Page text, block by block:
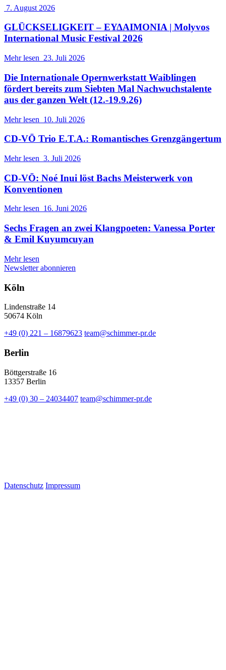
7. August 2026
GLÜCKSELIGKEIT – ΕΥΔΑΙΜΟΝΙΑ | Molyvos
International Music Festival 2026
Mehr lesen 23. Juli 2026
Die Internationale Opernwerkstatt Waiblingen
fördert bereits zum Siebten Mal Nachwuchstalente
aus der ganzen Welt (12.-19.9.26)
Mehr lesen 10. Juli 2026
CD-VÖ Trio E.T.A.: Romantisches Grenzgängertum
Mehr lesen 3. Juli 2026
CD-VÖ: Noé Inui löst Bachs Meisterwerk von
Konventionen
Mehr lesen 16. Juni 2026
Sechs Fragen an zwei Klangpoeten: Vanessa Porter
& Emil Kuyumcuyan
Mehr lesen
Newsletter abonnieren
Köln
Lindenstraße 14
50674 Köln
+49 (0) 221 – 16879623 team@schimmer-pr.de
Berlin
Böttgerstraße 16
13357 Berlin
+49 (0) 30 – 24034407 team@schimmer-pr.de
Datenschutz Impressum